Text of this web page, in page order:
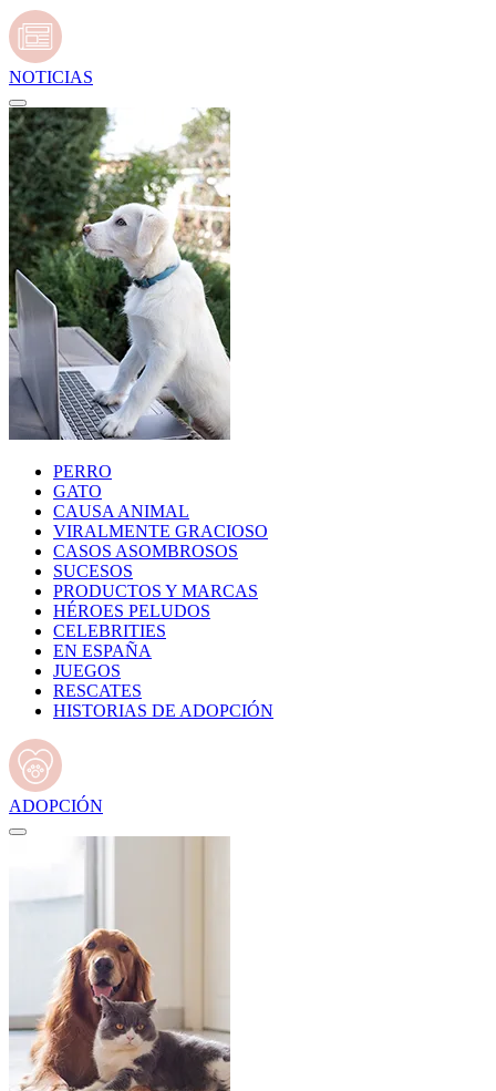
NOTICIAS
PERRO
GATO
CAUSA ANIMAL
VIRALMENTE GRACIOSO
CASOS ASOMBROSOS
SUCESOS
PRODUCTOS Y MARCAS
HÉROES PELUDOS
CELEBRITIES
EN ESPAÑA
JUEGOS
RESCATES
HISTORIAS DE ADOPCIÓN
ADOPCIÓN